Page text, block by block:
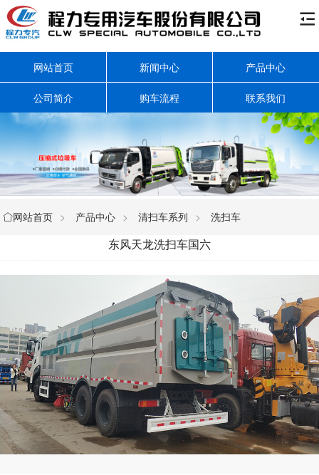

网站首页 新闻中心 产品中心
公司简介 购车流程 联系我们
网站首页 > 产品中心 > 清扫车系列 > 洗扫车
东风天龙洗扫车国六